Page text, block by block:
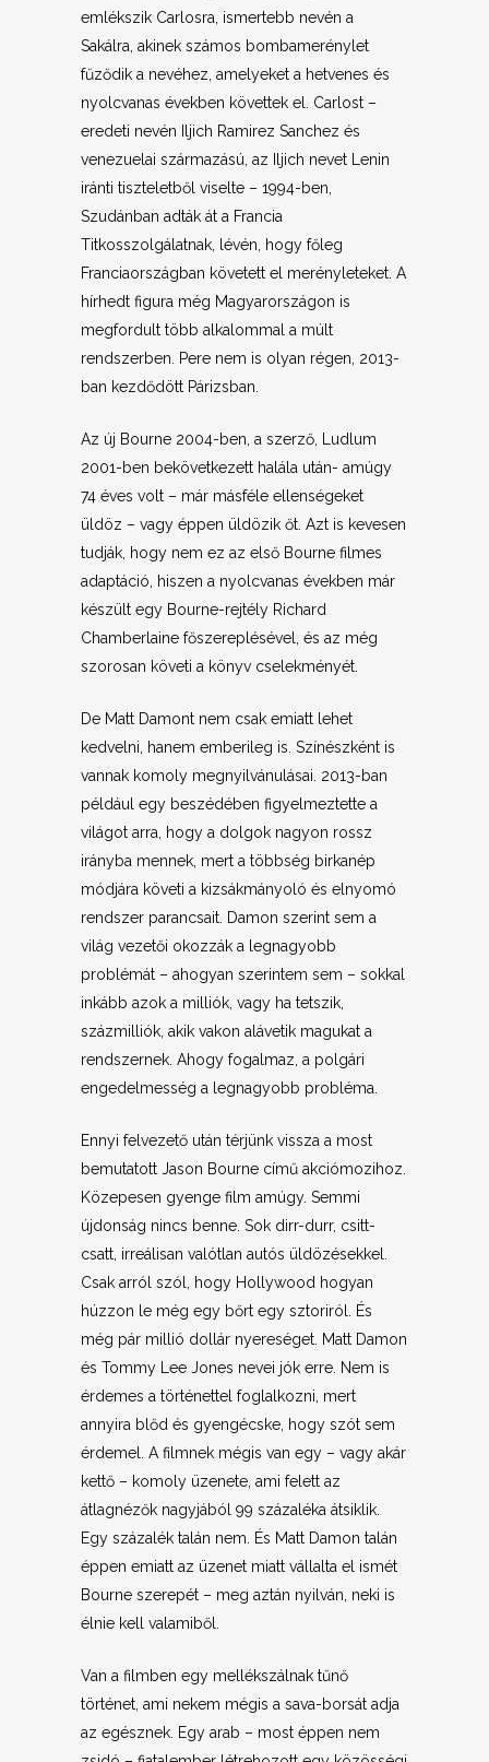
emlékszik Carlosra, ismertebb nevén a
Sakálra, akinek számos bombamerénylet
fűződik a nevéhez, amelyeket a hetvenes és
nyolcvanas években követtek el. Carlost –
eredeti nevén Iljich Ramirez Sanchez és
venezuelai származású, az Iljich nevet Lenin
iránti tiszteletből viselte – 1994-ben,
Szudánban adták át a Francia
Titkosszolgálatnak, lévén, hogy főleg
Franciaországban követett el merényleteket. A
hírhedt figura még Magyarországon is
megfordult több alkalommal a múlt
rendszerben. Pere nem is olyan régen, 2013-
ban kezdődött Párizsban.
Az új Bourne 2004-ben, a szerző, Ludlum
2001-ben bekövetkezett halála után- amúgy
74 éves volt – már másféle ellenségeket
üldöz – vagy éppen üldözik őt. Azt is kevesen
tudják, hogy nem ez az első Bourne filmes
adaptáció, hiszen a nyolcvanas években már
készült egy Bourne-rejtély Richard
Chamberlaine főszereplésével, és az még
szorosan követi a könyv cselekményét.
De Matt Damont nem csak emiatt lehet
kedvelni, hanem emberileg is. Színészként is
vannak komoly megnyilvánulásai. 2013-ban
például egy beszédében figyelmeztette a
világot arra, hogy a dolgok nagyon rossz
irányba mennek, mert a többség birkanép
módjára követi a kizsákmányoló és elnyomó
rendszer parancsait. Damon szerint sem a
világ vezetői okozzák a legnagyobb
problémát – ahogyan szerintem sem – sokkal
inkább azok a milliók, vagy ha tetszik,
százmilliók, akik vakon alávetik magukat a
rendszernek. Ahogy fogalmaz, a polgári
engedelmesség a legnagyobb probléma.
Ennyi felvezető után térjünk vissza a most
bemutatott Jason Bourne című akciómozihoz.
Közepesen gyenge film amúgy. Semmi
újdonság nincs benne. Sok dirr-durr, csitt-
csatt, irreálisan valótlan autós üldözésekkel.
Csak arról szól, hogy Hollywood hogyan
húzzon le még egy bőrt egy sztoriról. És
még pár millió dollár nyereséget. Matt Damon
és Tommy Lee Jones nevei jók erre. Nem is
érdemes a történettel foglalkozni, mert
annyira blőd és gyengécske, hogy szót sem
érdemel. A filmnek mégis van egy – vagy akár
kettő – komoly üzenete, ami felett az
átlagnézők nagyjából 99 százaléka átsiklik.
Egy százalék talán nem. És Matt Damon talán
éppen emiatt az üzenet miatt vállalta el ismét
Bourne szerepét – meg aztán nyilván, neki is
élnie kell valamiből.
Van a filmben egy mellékszálnak tűnő
történet, ami nekem mégis a sava-borsát adja
az egésznek. Egy arab – most éppen nem